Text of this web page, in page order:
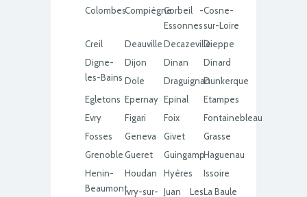
ColombesCompiègneCorbeil -
Essonnes
Cosne-
sur-Loire
Creil
DeauvilleDecazevilleDieppe
Digne-
les-Bains
Dijon Dinan
Dinard
Dole
DraguignanDunkerque
Egletons Epernay Epinal
Etampes
Evry
Figari Foix
Fontainebleau
Fosses
Geneva Givet
Grasse
GrenobleGueret GuingampHaguenau
Henin-
Beaumont
Houdan Hyères
Issoire
Ivry-sur- Juan LesLa Baule